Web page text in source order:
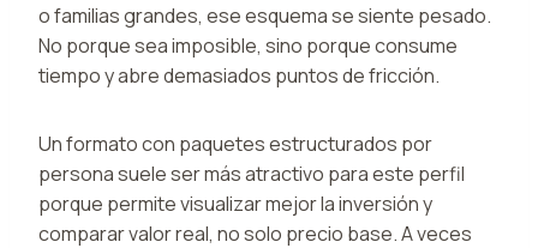
o familias grandes, ese esquema se siente pesado.
No porque sea imposible, sino porque consume
tiempo y abre demasiados puntos de fricción.
Un formato con paquetes estructurados por
persona suele ser más atractivo para este perfil
porque permite visualizar mejor la inversión y
comparar valor real, no solo precio base. A veces